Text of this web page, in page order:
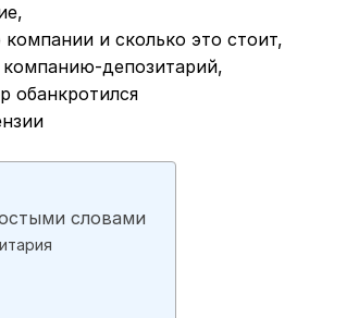
и сколько это стоит,
компанию-депозитарий,
обанкротился
словами